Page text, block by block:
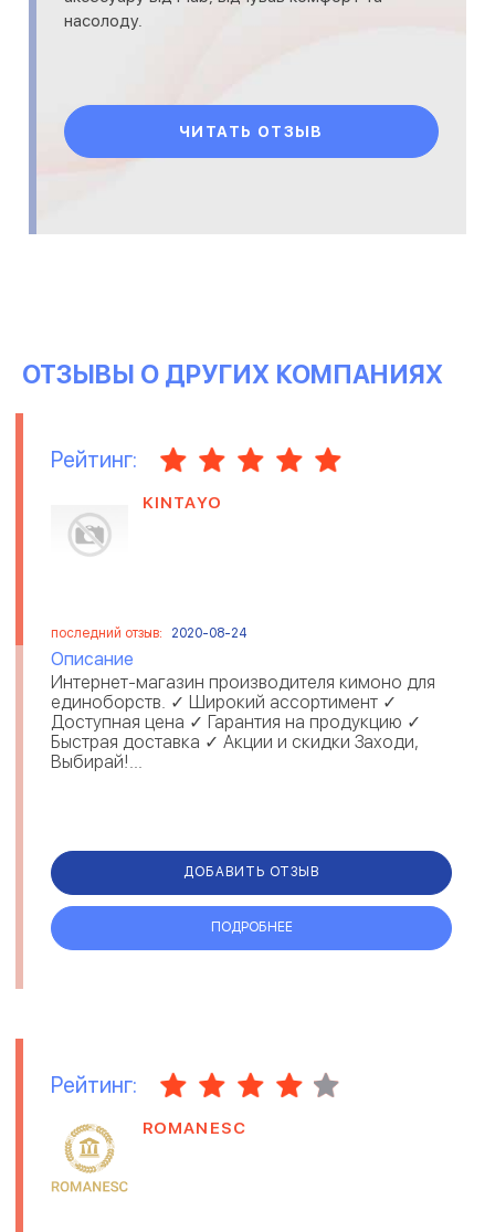
насолоду.
ЧИТАТЬ ОТЗЫВ
ОТЗЫВЫ О ДРУГИХ КОМПАНИЯХ
Рейтинг:
KINTAYO
последний отзыв: 2020-08-24
Описание
Интернет-магазин производителя кимоно для
единоборств. ✓ Широкий ассортимент ✓
Доступная цена ✓ Гарантия на продукцию ‎✓
Быстрая доставка ✓ Акции и скидки Заходи,
Выбирай!...
ДОБАВИТЬ ОТЗЫВ
ПОДРОБНЕЕ
Рейтинг:
ROMANESC